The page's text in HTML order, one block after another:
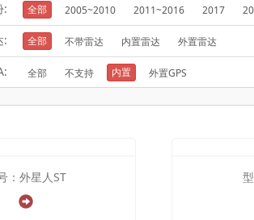
: 全部 2005~2010 2011~2016 2017
: 全部 不带雷达 内置雷达 外置雷达
全部 不支持 内置 外置GPS
：外星人ST